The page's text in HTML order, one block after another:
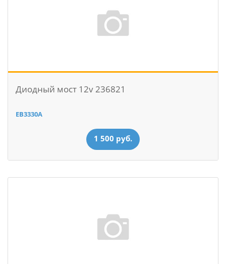
Диодный мост 12v 236821
EB3330A
1 500 руб.